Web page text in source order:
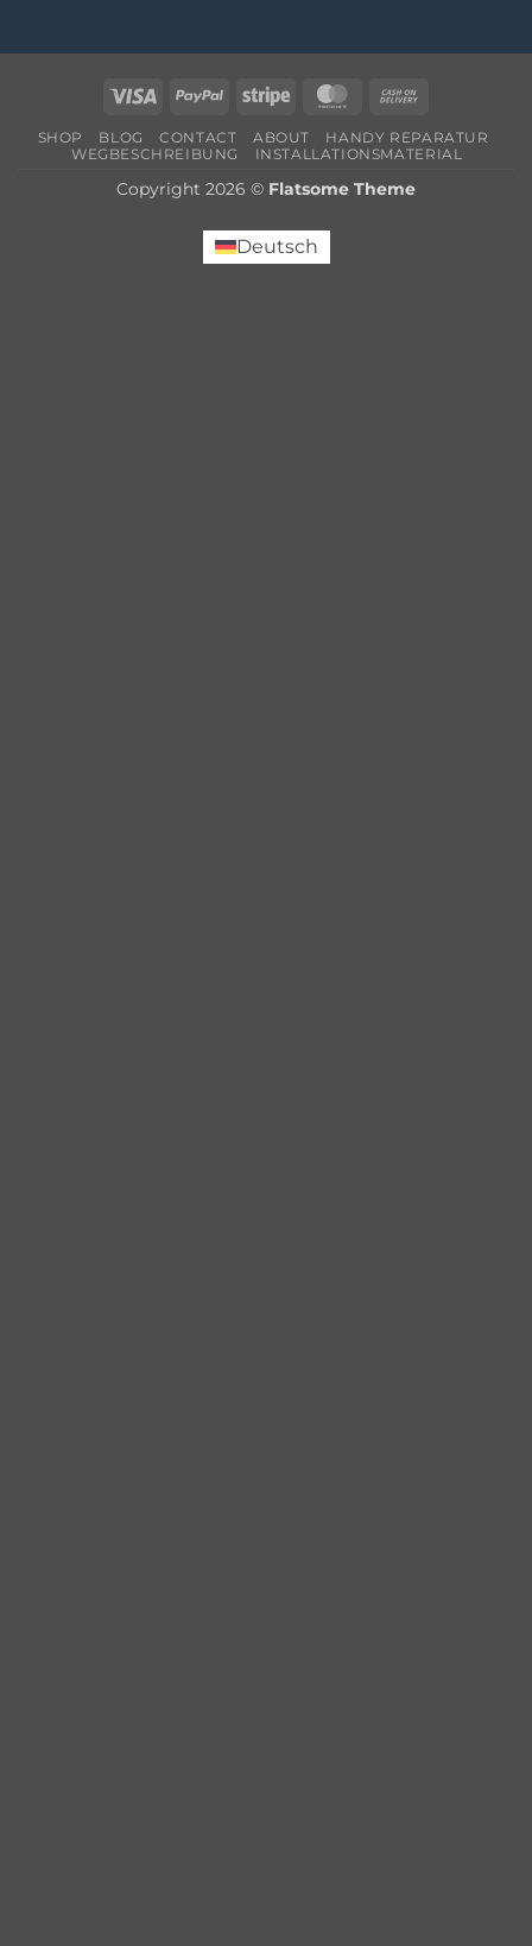
Visa PayPal Stripe MasterCard
Delivery
SHOP BLOG CONTACT ABOUT
HANDY REPARATUR
WEGBESCHREIBUNG
INSTALLATIONSMATERIAL
Copyright 2026 © Flatsome Theme
Deutsch